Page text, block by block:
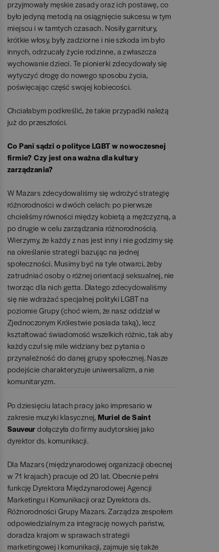
przyjmowały męskie zasady oraz ich postawę, co
było jedyną metodą na osiągnięcie sukcesu w tym
miejscu i w tamtych czasach. Nosiły garnitury,
krótkie włosy, były zadziorne i nie szkoda im było
innych, odrzucały życie rodzinne, a zwłaszcza
wychowanie dzieci. Te pionierki zdecydowały się
wytyczyć drogę do nowego sposobu życia,
poświęcając część swojej kobiecości.
Chciałabym podkreślić, że takie przypadki należą
już do przeszłości.
Co Pani sądzi o polityce LGBT w nowoczesnej
firmie? Czy jest ona ważna dla kultury
zarządzania?
W Mazars zdecydowaliśmy się wdrożyć strategię
różnorodności w dwóch celach: po pierwsze
chcieliśmy równości między kobietą a mężczyzną, a
po drugie w celu zarządzania różnorodnością.
Wierzymy, że każdy z nas jest inny i nie godzimy się
na określanie strategii bazując na jednej
społeczności. Musimy być na tyle otwarci, żeby
zatrudniać osoby o różnej orientacji seksualnej, nie
tworząc dla nich getta. Dlatego zdecydowaliśmy
się nie wdrażać specjalnej polityki LGBT na
poziomie Grupy (choć wiem, że nasz oddział w
Zjednoczonym Królestwie posiada taką), lecz
kształtować świadomość wszelkich różnic, tak aby
każdy czuł się mile widziany bez pytania o
przynależność do danej grupy społecznej. Nasze
podejście charakteryzuje uniwersalizm, a nie
komunitaryzm.
Po dziesięciu latach pracy jako impresario w
zakresie muzyki klasycznej,Muriel de Saint
Sauveurdołączyła do firmy audytorskiej jako
dyrektor ds. komunikacji.
Dla Mazars (międzynarodowej organizacji obecnej
w 71 krajach) pracuje od 20 lat. Obecnie pełni
funkcję Dyrektora Międzynarodowej Agencji
Marketingu i Komunikacji oraz Dyrektora ds.
Różnorodności Grupy Mazars. Zarządza zespołem
odpowiedzialnym za integrację nowych państw,
doradza krajom w sprawach strategii
marketingowej i komunikacji, zajmuje się także